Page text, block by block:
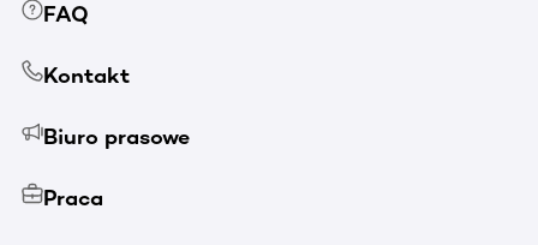
FAQ
Kontakt
Biuro prasowe
Praca